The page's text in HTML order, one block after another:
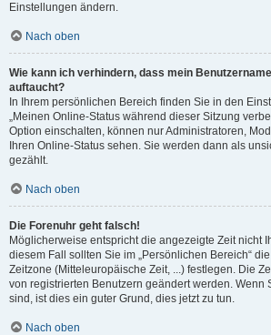
Einstellungen ändern.
Nach oben
Wie kann ich verhindern, dass mein
auftaucht?
In Ihrem persönlichen Bereich finden Sie in den
„Meinen Online-Status während dieser Sitzung
Option einschalten, können nur Administratoren,
Ihren Online-Status sehen. Sie werden dann als
gezählt.
Nach oben
Die Forenuhr geht falsch!
Möglicherweise entspricht die angezeigte Zeit nicht
diesem Fall sollten Sie im „Persönlichen Bereich“
Zeitzone (Mitteleuropäische Zeit, ...) festlegen. Die
von registrierten Benutzern geändert werden. Wenn
sind, ist dies ein guter Grund, dies jetzt zu tun.
Nach oben